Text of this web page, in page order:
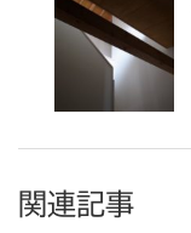
関連記事